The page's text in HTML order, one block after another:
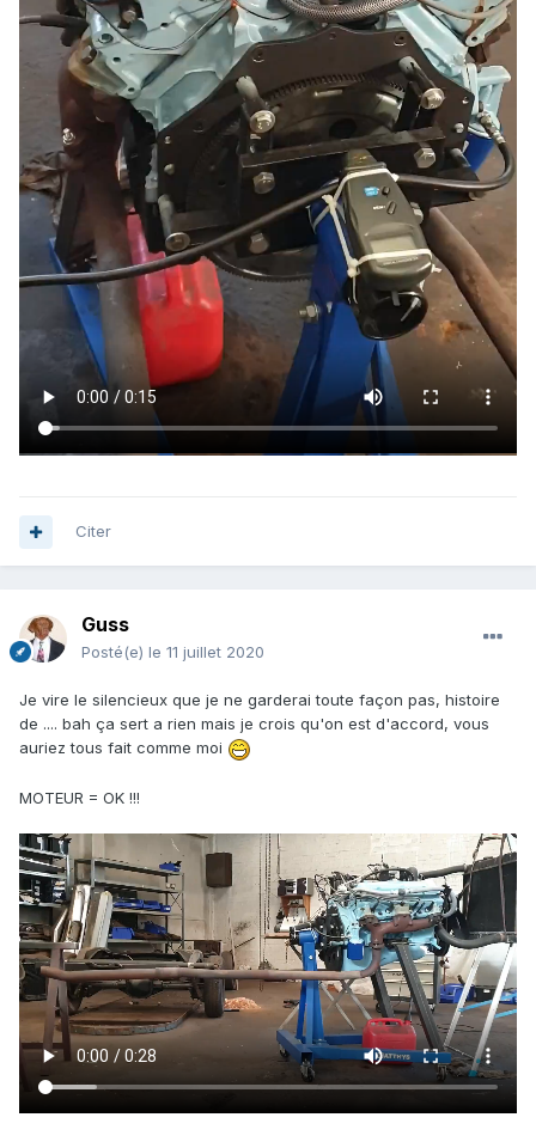
Citer
Guss
Posté(e) le 11 juillet 2020
Je vire le silencieux que je ne garderai toute façon pas, histoire
de .... bah ça sert a rien mais je crois qu'on est d'accord, vous
auriez tous fait comme moi
MOTEUR = OK !!!